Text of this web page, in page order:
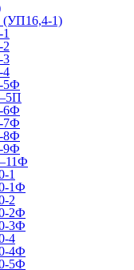
(УП16,4-1)
2
3
4
5Ф
6Ф
7Ф
8Ф
9Ф
1
1Ф
2
2Ф
3Ф
4
4Ф
5Ф